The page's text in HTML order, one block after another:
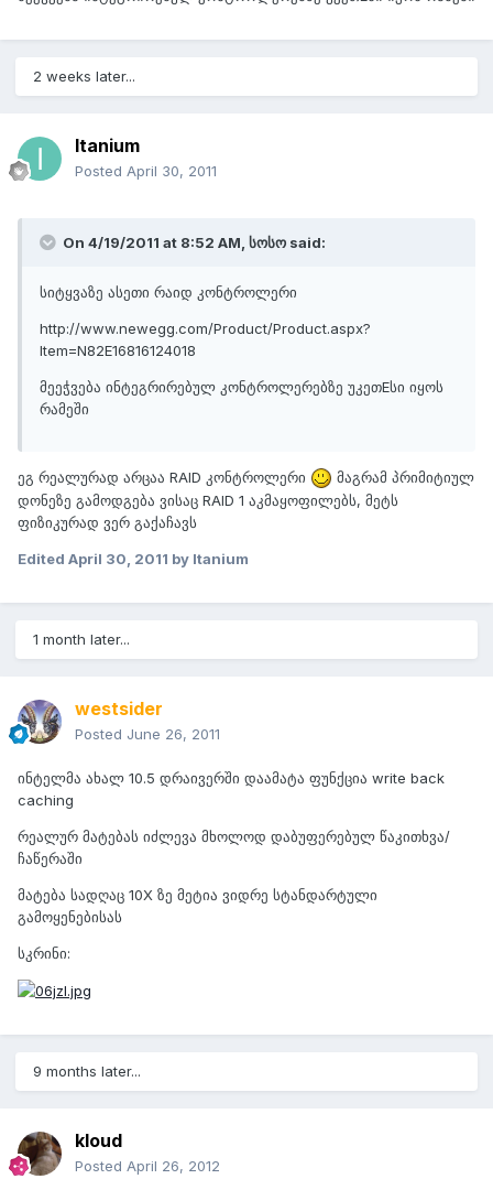
2 weeks later...
Itanium
Posted April 30, 2011
On 4/19/2011 at 8:52 AM, სოსო said:
სიტყვაზე ასეთი რაიდ კონტროლერი
http://www.newegg.com/Product/Product.aspx?
Item=N82E16816124018
მეეჭვება ინტეგრირებულ კონტროლერებზე უკეთEსი იყოს
რამეში
ეგ რეალურად არცაა RAID კონტროლერი
მაგრამ პრიმიტიულ
დონეზე გამოდგება ვისაც RAID 1 აკმაყოფილებს, მეტს
ფიზიკურად ვერ გაქაჩავს
Edited April 30, 2011 by Itanium
1 month later...
westsider
Posted June 26, 2011
ინტელმა ახალ 10.5 დრაივერში დაამატა ფუნქცია write back
caching
რეალურ მატებას იძლევა მხოლოდ დაბუფერებულ წაკითხვა/
ჩაწერაში
მატება სადღაც 10X ზე მეტია ვიდრე სტანდარტული
გამოყენებისას
სკრინი:
9 months later...
kloud
Posted April 26, 2012